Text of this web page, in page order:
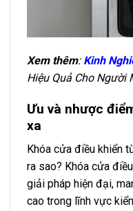
Xem thêm: Kinh
Hiệu Quả Cho Người
Ưu và nhược
xa
Khóa cửa điều khiển
ra sao? Khóa cửa
giải pháp hiện đại,
cao trong lĩnh vực